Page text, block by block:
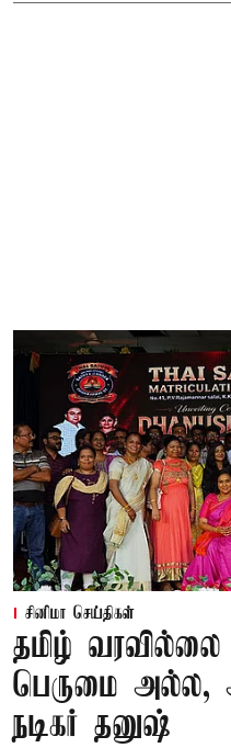
சினிமா செய்திகள்
தமிழ்
பெருமை அல்ல,
நடிகர் தனுஷ்